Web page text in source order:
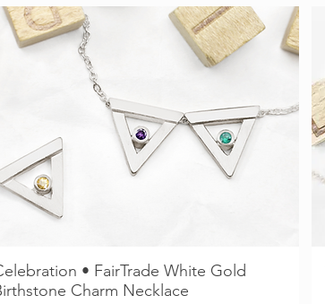
• FairTrade White Gold
Charm Necklace